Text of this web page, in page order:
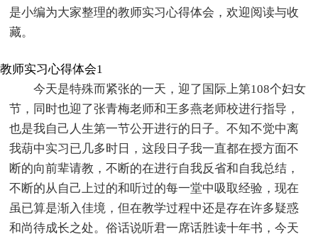
是小编为大家整理的教师实习心得体会，欢迎阅读与收
藏。
教师实习心得体会1
今天是特殊而紧张的一天，迎了国际上第108个妇女
节，同时也迎了张青梅老师和王多燕老师校进行指导，
也是我自己人生第一节公开进行的日子。不知不觉中离
我葫中实习已几多时日，这段日子我一直都在授方面不
断的向前辈请教，不断的在进行自我反省和自我总结，
不断的从自己上过的和听过的每一堂中吸取经验，现在
虽已算是渐入佳境，但在教学过程中还是存在许多疑惑
和尚待成长之处。俗话说听君一席话胜读十年书，今天